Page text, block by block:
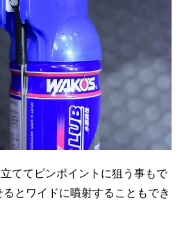
ててピンポイントに狙う事もで
とワイドに噴射することもでき